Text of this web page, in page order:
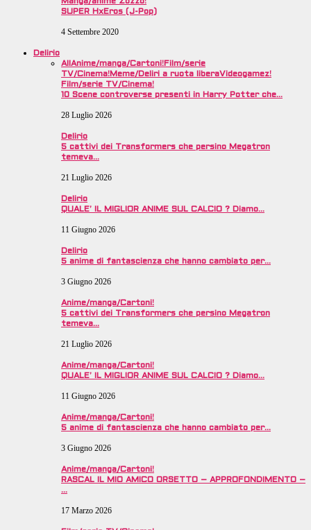
Manga/anime Zozzo!
SUPER HxEros (J-Pop)
4 Settembre 2020
Delirio
AllAnime/manga/Cartoni!Film/serie
TV/Cinema!Meme/Deliri a ruota liberaVideogamez!
Film/serie TV/Cinema!
10 Scene controverse presenti in Harry Potter che…
28 Luglio 2026
Delirio
5 cattivi dei Transformers che persino Megatron
temeva…
21 Luglio 2026
Delirio
QUALE’ IL MIGLIOR ANIME SUL CALCIO ? Diamo…
11 Giugno 2026
Delirio
5 anime di fantascienza che hanno cambiato per…
3 Giugno 2026
Anime/manga/Cartoni!
5 cattivi dei Transformers che persino Megatron
temeva…
21 Luglio 2026
Anime/manga/Cartoni!
QUALE’ IL MIGLIOR ANIME SUL CALCIO ? Diamo…
11 Giugno 2026
Anime/manga/Cartoni!
5 anime di fantascienza che hanno cambiato per…
3 Giugno 2026
Anime/manga/Cartoni!
RASCAL IL MIO AMICO ORSETTO – APPROFONDIMENTO –
…
17 Marzo 2026